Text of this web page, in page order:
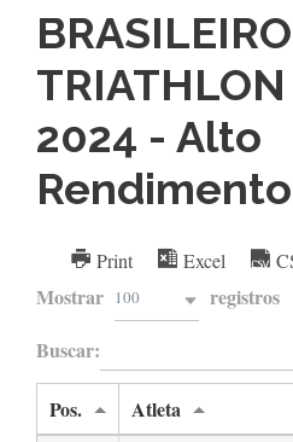
2024 - Alto
Rendimento
Print Excel
Mostrar 100
registros
Buscar:
Pos. Atleta